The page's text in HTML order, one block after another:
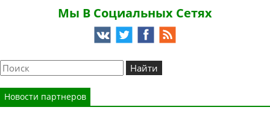
Мы В Социальных Сетях
Новости партнеров